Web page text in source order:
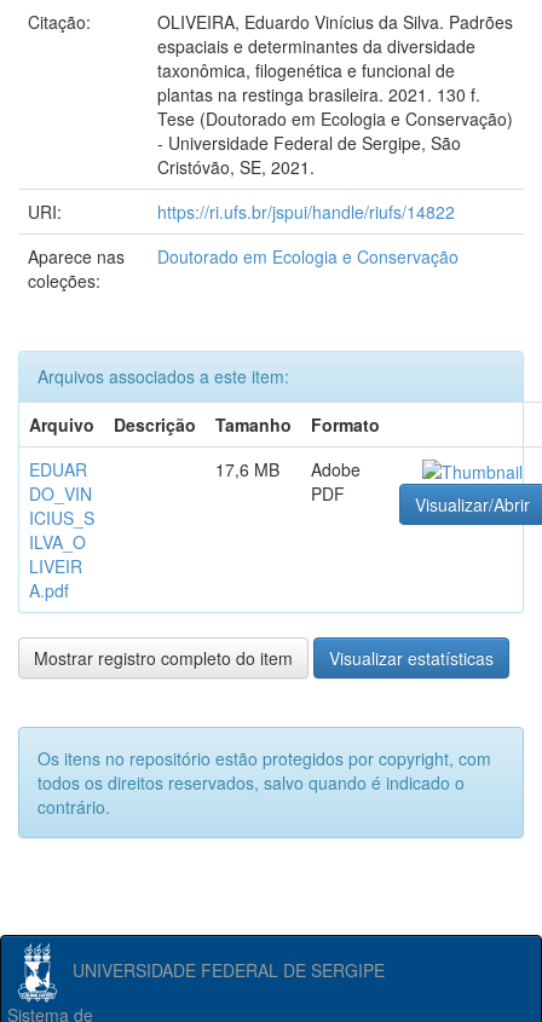
Citação:
OLIVEIRA, Eduardo Vinícius da Silva. Padrões
espaciais e determinantes da diversidade
taxonômica, filogenética e funcional de
plantas na restinga brasileira. 2021. 130 f.
Tese (Doutorado em Ecologia e Conservação)
- Universidade Federal de Sergipe, São
Cristóvão, SE, 2021.
URI:
https://ri.ufs.br/jspui/handle/riufs/14822
Aparece nas
coleções:
Doutorado em Ecologia e Conservação
Arquivos associados a este item:
Arquivo
Descrição Tamanho
Formato
EDUAR
DO_VIN
ICIUS_S
ILVA_O
LIVEIR
A.pdf
17,6 MB
Adobe
PDF
Visualizar/Abrir
Mostrar registro completo do item Visualizar estatísticas
Os itens no repositório estão protegidos por copyright, com
todos os direitos reservados, salvo quando é indicado o
contrário.
UNIVERSIDADE FEDERAL DE SERGIPE
Sistema de